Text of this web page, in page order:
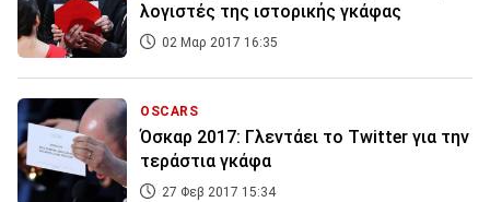
λογιστές της ιστορικής γκάφας
02 Μαρ 2017 16:35
OSCARS
Όσκαρ 2017: Γλεντάει το Twitter για την
τεράστια γκάφα
27 Φεβ 2017 15:34